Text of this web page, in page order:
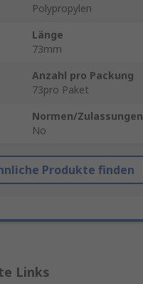
Polypropylen
Länge
73mm
Anzahl pro Packung
73pro Paket
Normen/Zulassungen
No
Produkte finden
Links